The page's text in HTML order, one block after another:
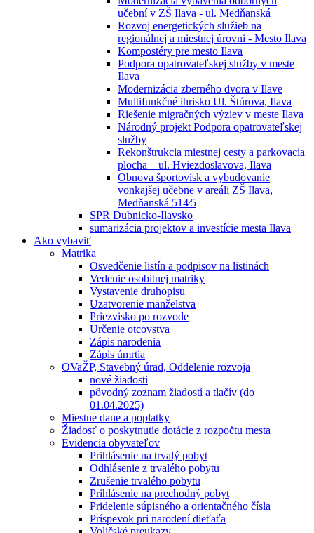
učební v ZŠ Ilava - ul. Medňanská
Rozvoj energetických služieb na
regionálnej a miestnej úrovni - Mesto Ilava
Kompostéry pre mesto Ilava
Podpora opatrovateľskej služby v meste
Ilava
Modernizácia zberného dvora v Ilave
Multifunkčné ihrisko Ul. Štúrova, Ilava
Riešenie migračných výziev v meste Ilava
Národný projekt Podpora opatrovateľskej
služby
Rekonštrukcia miestnej cesty a parkovacia
plocha – ul. Hviezdoslavova, Ilava
Obnova športovísk a vybudovanie
vonkajšej učebne v areáli ZŠ Ilava,
Medňanská 514⁄5
SPR Dubnicko-Ilavsko
sumarizácia projektov a investície mesta Ilava
Ako vybaviť
Matrika
Osvedčenie listín a podpisov na listinách
Vedenie osobitnej matriky
Vystavenie druhopisu
Uzatvorenie manželstva
Priezvisko po rozvode
Určenie otcovstva
Zápis narodenia
Zápis úmrtia
OVaŽP, Stavebný úrad, Oddelenie rozvoja
nové žiadosti
pôvodný zoznam žiadostí a tlačív (do
01.04.2025)
Miestne dane a poplatky
Žiadosť o poskytnutie dotácie z rozpočtu mesta
Evidencia obyvateľov
Prihlásenie na trvalý pobyt
Odhlásenie z trvalého pobytu
Zrušenie trvalého pobytu
Prihlásenie na prechodný pobyt
Pridelenie súpisného a orientačného čísla
Príspevok pri narodení dieťaťa